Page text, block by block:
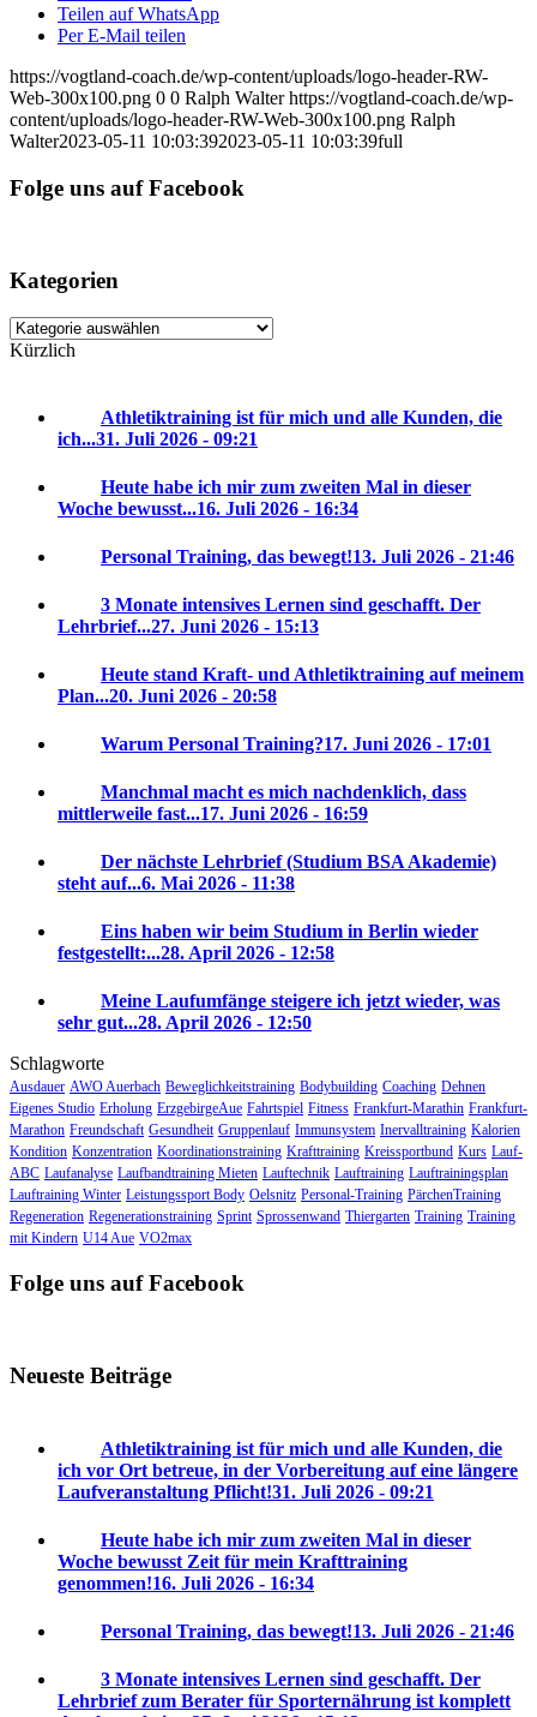
Teilen auf WhatsApp
Per E-Mail teilen
https://vogtland-coach.de/wp-content/uploads/logo-header-RW-
Web-300x100.png 0 0 Ralph Walter https://vogtland-coach.de/wp-
content/uploads/logo-header-RW-Web-300x100.png Ralph
Walter2023-05-11 10:03:392023-05-11 10:03:39full
Folge uns auf Facebook
Kategorien
Kategorien
Kürzlich
Athletiktraining ist für mich und alle Kunden, die
ich...31. Juli 2026 - 09:21
Heute habe ich mir zum zweiten Mal in dieser
Woche bewusst...16. Juli 2026 - 16:34
Personal Training, das bewegt!13. Juli 2026 - 21:46
3 Monate intensives Lernen sind geschafft. Der
Lehrbrief...27. Juni 2026 - 15:13
Heute stand Kraft- und Athletiktraining auf meinem
Plan...20. Juni 2026 - 20:58
Warum Personal Training?17. Juni 2026 - 17:01
Manchmal macht es mich nachdenklich, dass
mittlerweile fast...17. Juni 2026 - 16:59
Der nächste Lehrbrief (Studium BSA Akademie)
steht auf...6. Mai 2026 - 11:38
Eins haben wir beim Studium in Berlin wieder
festgestellt:...28. April 2026 - 12:58
Meine Laufumfänge steigere ich jetzt wieder, was
sehr gut...28. April 2026 - 12:50
Schlagworte
Ausdauer AWO Auerbach Beweglichkeitstraining Bodybuilding Coaching Dehnen
Eigenes Studio Erholung ErzgebirgeAue Fahrtspiel Fitness Frankfurt-Marathin Frankfurt-
Marathon Freundschaft Gesundheit Gruppenlauf Immunsystem Inervalltraining Kalorien
Kondition Konzentration Koordinationstraining Krafttraining Kreissportbund Kurs Lauf-
ABC Laufanalyse Laufbandtraining Mieten Lauftechnik Lauftraining Lauftrainingsplan
Lauftraining Winter Leistungssport Body Oelsnitz Personal-Training PärchenTraining
Regeneration Regenerationstraining Sprint Sprossenwand Thiergarten Training Training
mit Kindern U14 Aue VO2max
Folge uns auf Facebook
Neueste Beiträge
Athletiktraining ist für mich und alle Kunden, die
ich vor Ort betreue, in der Vorbereitung auf eine längere
Laufveranstaltung Pflicht!31. Juli 2026 - 09:21
Heute habe ich mir zum zweiten Mal in dieser
Woche bewusst Zeit für mein Krafttraining
genommen!16. Juli 2026 - 16:34
Personal Training, das bewegt!13. Juli 2026 - 21:46
3 Monate intensives Lernen sind geschafft. Der
Lehrbrief zum Berater für Sporternährung ist komplett